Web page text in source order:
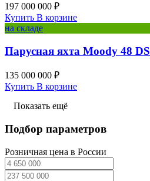
197 000 000 ₽
Купить В корзине
на складе
Парусная яхта Moody 48 DS
135 000 000 ₽
Купить В корзине
Показать ещё
Подбор параметров
Розничная цена в России